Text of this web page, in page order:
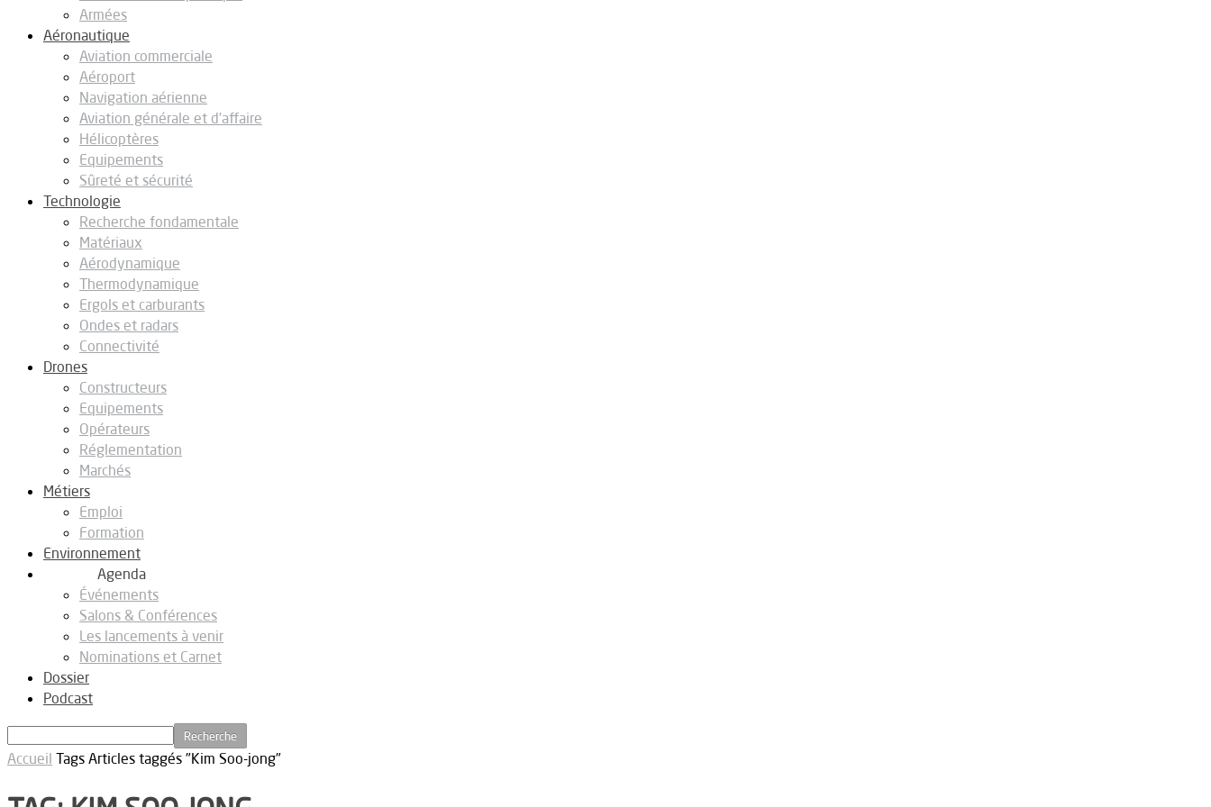
Armées
Aéronautique
Aviation commerciale
Aéroport
Navigation aérienne
Aviation générale et d’affaire
Hélicoptères
Equipements
Sûreté et sécurité
Technologie
Recherche fondamentale
Matériaux
Aérodynamique
Thermodynamique
Ergols et carburants
Ondes et radars
Connectivité
Drones
Constructeurs
Equipements
Opérateurs
Réglementation
Marchés
Métiers
Emploi
Formation
Environnement
Agenda
Événements
Salons & Conférences
Les lancements à venir
Nominations et Carnet
Dossier
Podcast
Accueil Tags Articles taggés "Kim Soo-jong"